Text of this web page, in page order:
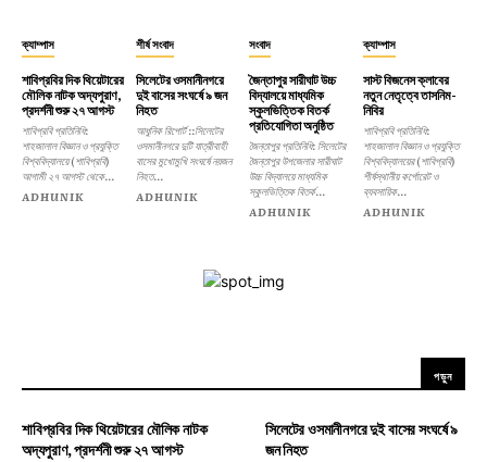
ক্যাম্পাস
শাবিপ্রবির দিক থিয়েটারের
মৌলিক নাটক অদ্যপুরাণ,
প্রদর্শনী শুরু ২৭ আগস্ট
শাবিপ্রবি প্রতিনিধি:
শাহজালাল বিজ্ঞান ও প্রযুক্তি
বিশ্ববিদ্যালয়ে (শাবিপ্রবি)
আগামী ২৭ আগস্ট থেকে...
ADHUNIK
শীর্ষ সংবাদ
সিলেটের ওসমানীনগরে
দুই বাসের সংঘর্ষে ৯ জন
নিহত
আধুনিক রিপোর্ট ::সিলেটের
ওসমানীনগরে দুটি যাত্রীবাহী
বাসের মুখোমুখি সংঘর্ষে নয়জন
নিহত...
ADHUNIK
সংবাদ
জৈন্তাপুর সারীঘাট উচ্চ
বিদ্যালয়ে মাধ্যমিক
স্কুলভিত্তিক বিতর্ক
প্রতিযোগিতা অনুষ্ঠিত
জৈন্তাপুর প্রতিনিধি: সিলেটের
জৈন্তাপুর উপজেলার সারীঘাট
উচ্চ বিদ্যালয়ে মাধ্যমিক
স্কুলভিত্তিক বিতর্ক...
ADHUNIK
ক্যাম্পাস
সাস্ট বিজনেস ক্লাবের
নতুন নেতৃত্বে তাসনিম-
নিবির
শাবিপ্রবি প্রতিনিধি:
শাহজালাল বিজ্ঞান ও প্রযুক্তি
বিশ্ববিদ্যালয়ের (শাবিপ্রবি)
শীর্ষস্থানীয় কর্পোরেট ও
ব্যবসায়িক...
ADHUNIK
পড়ুন
শাবিপ্রবির দিক থিয়েটারের মৌলিক নাটক
অদ্যপুরাণ, প্রদর্শনী শুরু ২৭ আগস্ট
সিলেটের ওসমানীনগরে দুই বাসের সংঘর্ষে ৯
জন নিহত